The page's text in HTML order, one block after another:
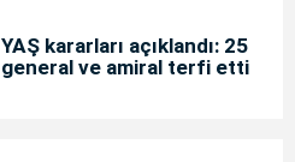
YAŞ kararları açıklandı: 25
general ve amiral terfi etti